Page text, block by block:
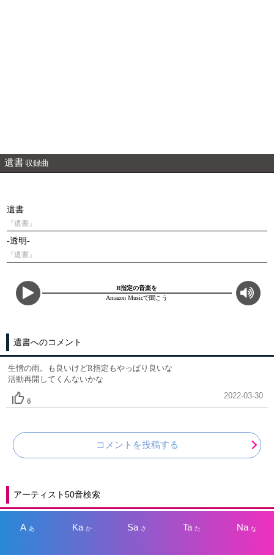
遺書 収録曲
遺書
『遺書』
-透明-
『遺書』
R指定の音楽を
Amazon Musicで聞こう
遺書へのコメント
生憎の雨。も良いけどR指定もやっぱり良いな
活動再開してくんないかな
6
2022-03-30
コメントを投稿する
アーティスト50音検索
A あ Kaか Sa さ Taた Na な